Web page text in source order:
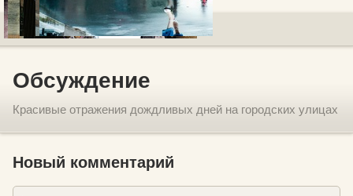
Добавить комментарий
Обсуждение
Красивые отражения дождливых дней на городских улицах
Новый комментарий